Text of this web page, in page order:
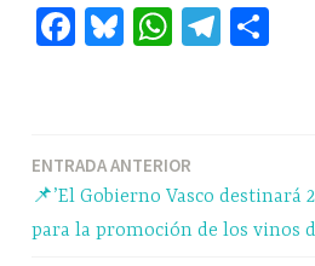
Fa Bl W
pp
Te
m rti
r
Navegación
ENTRADA ANTERIOR
📌’El Gobierno Vasco destinará
para la promoción de los vinos